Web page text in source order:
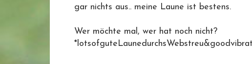
gar nichts aus.. meine Laune ist bestens.
Wer möchte mal, wer hat noch nicht?